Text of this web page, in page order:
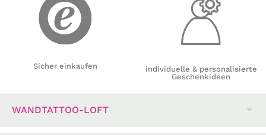
Sicher einkaufen
individuelle & personalisierte
Geschenkideen
WANDTATTOO-LOFT